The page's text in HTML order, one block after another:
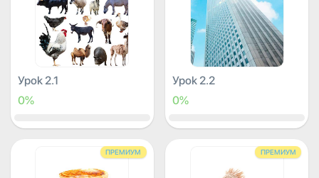
Урок 2.1
0%
Урок 2.2
0%
ПРЕМИУМ ПРЕМИУМ